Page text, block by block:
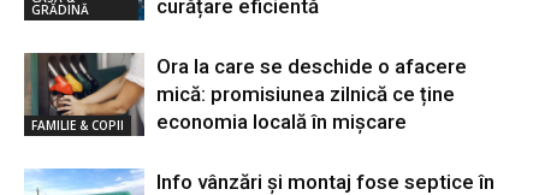
GRĂDINĂ
curățare eficientă
FAMILIE & COPII
Ora la care se deschide o afacere
mică: promisiunea zilnică ce ține
economia locală în mișcare
Info vânzări şi montaj fose septice în